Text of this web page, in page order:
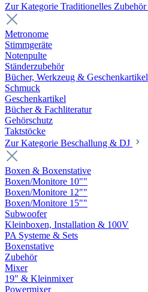
Zur Kategorie Traditionelles Zubehör
Metronome
Stimmgeräte
Notenpulte
Ständerzubehör
Bücher, Werkzeug & Geschenkartikel
Schmuck
Geschenkartikel
Bücher & Fachliteratur
Gehörschutz
Taktstöcke
Zur Kategorie Beschallung & DJ
Boxen & Boxenstative
Boxen/Monitore 10""
Boxen/Monitore 12""
Boxen/Monitore 15""
Subwoofer
Kleinboxen, Installation & 100V
PA Systeme & Sets
Boxenstative
Zubehör
Mixer
19" & Kleinmixer
Powermixer